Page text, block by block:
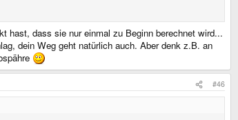
hast, dass sie nur einmal zu Beginn berechnet wird...
dein Weg geht natürlich auch. Aber denk z.B. an
#46